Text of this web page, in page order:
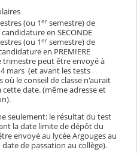
(ou 1er semestre) de
en SECONDE
(ou 1ersemestre) de
en PREMIERE
trimestre peut être envoyé à
mars (et avant les tests
où le conseil de classe n'aurait
cette date. (même adresse et
seulement: le résultat du test
la date limite de dépôt du
envoyé au lycée Argouges au
de passation au collège).